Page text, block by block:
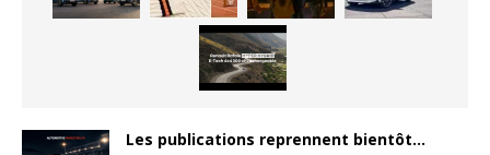
Les publications reprennent bientôt…